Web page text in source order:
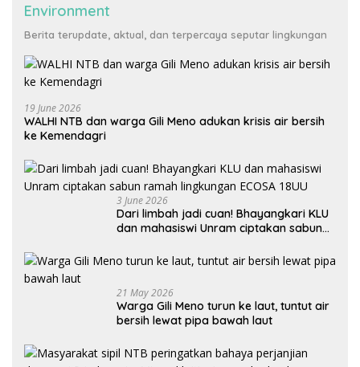
Environment
Berita terupdate, aktual, dan terpercaya seputar lingkungan
19 June 2026
WALHI NTB dan warga Gili Meno adukan krisis air bersih
ke Kemendagri
3 June 2026
Dari limbah jadi cuan! Bhayangkari KLU
dan mahasiswi Unram ciptakan sabun
21 May 2026
Warga Gili Meno turun ke laut, tuntut air
bersih lewat pipa bawah laut